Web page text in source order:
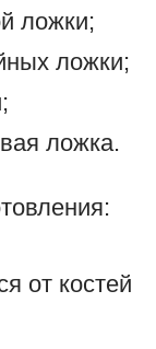
ложки;
ложки;
ложка.
от костей